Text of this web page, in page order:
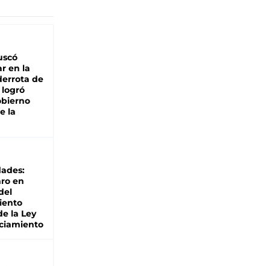
en la
de
logró
la
en
la Ley